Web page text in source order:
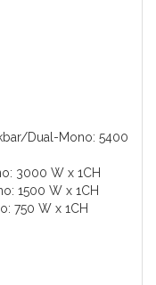
Dual-Mono: 5400
W x 1CH
W x 1CH
W x 1CH